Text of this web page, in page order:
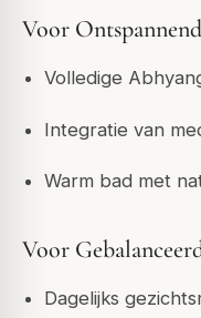
Voor
Volledige
Integratie van
Warm bad met
Voor
Dagelijks